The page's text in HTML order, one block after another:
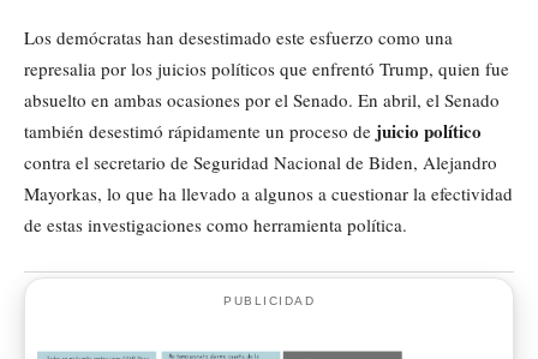
Los demócratas han desestimado este esfuerzo como una
represalia por los juicios políticos que enfrentó Trump, quien fue
absuelto en ambas ocasiones por el Senado. En abril, el Senado
también desestimó rápidamente un proceso de juicio político
contra el secretario de Seguridad Nacional de Biden, Alejandro
Mayorkas, lo que ha llevado a algunos a cuestionar la efectividad
de estas investigaciones como herramienta política.
PUBLICIDAD